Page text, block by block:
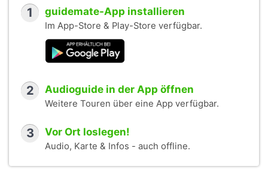
1 guidemate-App installieren
Im App-Store & Play-Store verfügbar.
2 Audioguide in der App öffnen
Weitere Touren über eine App verfügbar.
3 Vor Ort loslegen!
Audio, Karte & Infos - auch offline.